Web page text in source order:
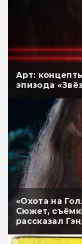
Арт:
эпизода
«Охота на
Сюжет,
рассказал